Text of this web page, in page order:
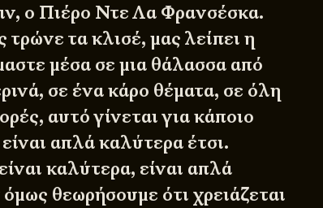
ο Πιέρο Ντε Λα Φρανσέσκα.
τα κλισέ, μας λείπει η
μέσα σε μια θάλασσα από
σε ένα κάρο θέματα, σε όλη
αυτό γίνεται για κάποιο
απλά καλύτερα έτσι.
καλύτερα, είναι απλά
θεωρήσουμε ότι χρειάζεται